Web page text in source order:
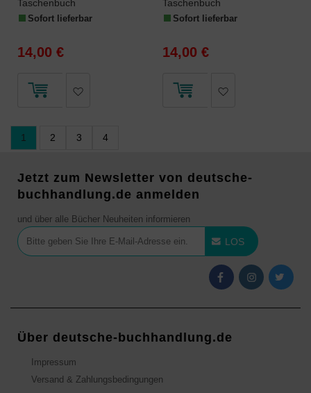
Taschenbuch
Sofort lieferbar
14,00 €
Taschenbuch
Sofort lieferbar
14,00 €
1 2 3 4
Jetzt zum Newsletter von deutsche-
buchhandlung.de anmelden
und über alle Bücher Neuheiten informieren
LOS
Über deutsche-buchhandlung.de
Impressum
Versand & Zahlungsbedingungen